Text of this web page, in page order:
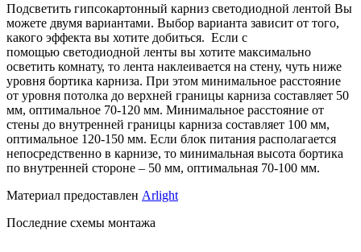
Подсветить гипсокартонный карниз светодиодной лентой Вы
можете двумя вариантами. Выбор варианта зависит от того,
какого эффекта вы хотите добиться. Если с
помощью светодиодной ленты вы хотите максимально
осветить комнату, то лента наклеивается на стену, чуть ниже
уровня бортика карниза. При этом минимальное расстояние
от уровня потолка до верхней границы карниза составляет 50
мм, оптимальное 70-120 мм. Минимальное расстояние от
стены до внутренней границы карниза составляет 100 мм,
оптимальное 120-150 мм. Если блок питания располагается
непосредственно в карнизе, то минимальная высота бортика
по внутренней стороне – 50 мм, оптимальная 70-100 мм.
Материал предоставлен Arlight
Последние схемы монтажа